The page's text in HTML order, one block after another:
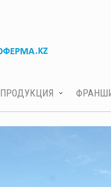
ПРОДУКЦИЯ